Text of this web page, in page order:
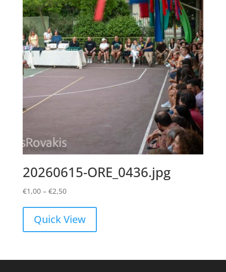
20260615-ORE_0436.jpg
€1,00 – €2,50Price
€1,00
through
Quick View